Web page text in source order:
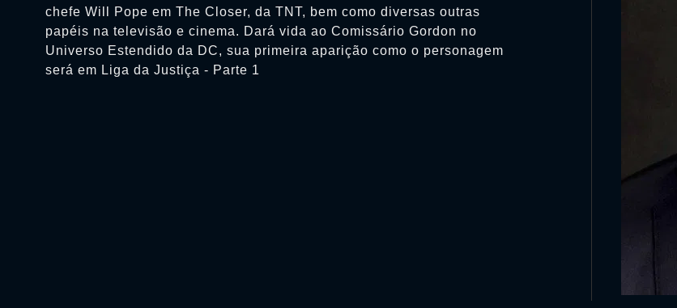
chefe Will Pope em The Closer, da TNT, bem como diversas outras
papéis na televisão e cinema. Dará vida ao Comissário Gordon no
Universo Estendido da DC, sua primeira aparição como o personagem
será em Liga da Justiça - Parte 1